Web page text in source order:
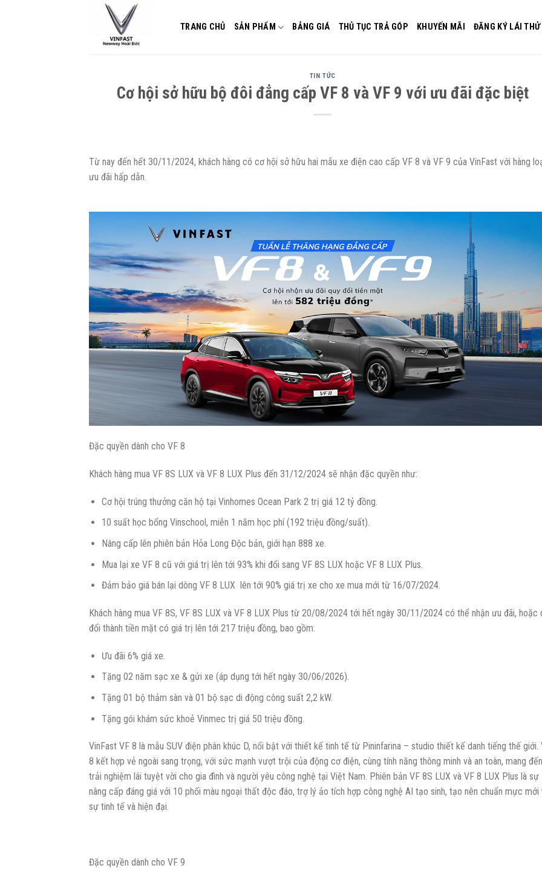
TRANG CHỦ SẢN PHẨM BẢNG GIÁ THỦ TỤC TRẢ GÓP KHUYẾN MÃI ĐĂNG KÝ LÁI THỬ
TIN TỨC
Cơ hội sở hữu bộ đôi đẳng cấp VF 8 và VF 9 với ưu đãi đặc biệt
Từ nay đến hết 30/11/2024, khách hàng có cơ hội sở hữu hai mẫu xe điện cao cấp VF 8 và VF 9 của VinFast với hàng
ưu đãi hấp dẫn.
Đặc quyền dành cho VF 8
Khách hàng mua VF 8S LUX và VF 8 LUX Plus đến 31/12/2024 sẽ nhận đặc quyền như:
Cơ hội trúng thưởng căn hộ tại Vinhomes Ocean Park 2 trị giá 12 tỷ đồng.
10 suất học bổng Vinschool, miễn 1 năm học phí (192 triệu đồng/suất).
Nâng cấp lên phiên bản Hỏa Long Độc bản, giới hạn 888 xe.
Mua lại xe VF 8 cũ với giá trị lên tới 93% khi đổi sang VF 8S LUX hoặc VF 8 LUX Plus.
Đảm bảo giá bán lại dòng VF 8 LUX lên tới 90% giá trị xe cho xe mua mới từ 16/07/2024.
Khách hàng mua VF 8S, VF 8S LUX và VF 8 LUX Plus từ 20/08/2024 tới hết ngày 30/11/2024 có thể nhận ưu đãi, hoặc
đổi thành tiền mặt có giá trị lên tới 217 triệu đồng, bao gồm:
Ưu đãi 6% giá xe.
Tặng 02 năm sạc xe & gửi xe (áp dụng tới hết ngày 30/06/2026).
Tặng 01 bộ thảm sàn và 01 bộ sạc di động công suất 2,2 kW.
Tặng gói khám sức khoẻ Vinmec trị giá 50 triệu đồng.
VinFast VF 8 là mẫu SUV điện phân khúc D, nổi bật với thiết kế tinh tế từ Pininfarina – studio thiết kế danh tiếng thế giới.
8 kết hợp vẻ ngoài sang trọng, với sức mạnh vượt trội của động cơ điện, cùng tính năng thông minh và an toàn, mang đến
trải nghiệm lái tuyệt vời cho gia đình và người yêu công nghệ tại Việt Nam. Phiên bản VF 8S LUX và VF 8 LUX Plus là sự
nâng cấp đáng giá với 10 phối màu ngoại thất độc đáo, trợ lý ảo tích hợp công nghệ AI tạo sinh, tạo nên chuẩn mực mới
sự tinh tế và hiện đại.
Đặc quyền dành cho VF 9